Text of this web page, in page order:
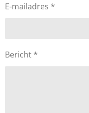
E-mailadres *
Bericht *